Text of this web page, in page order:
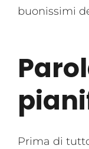
buonissimi
Prima di